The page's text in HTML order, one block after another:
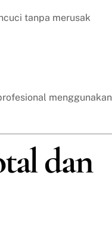
tanpa merusak
menggunakan
dan